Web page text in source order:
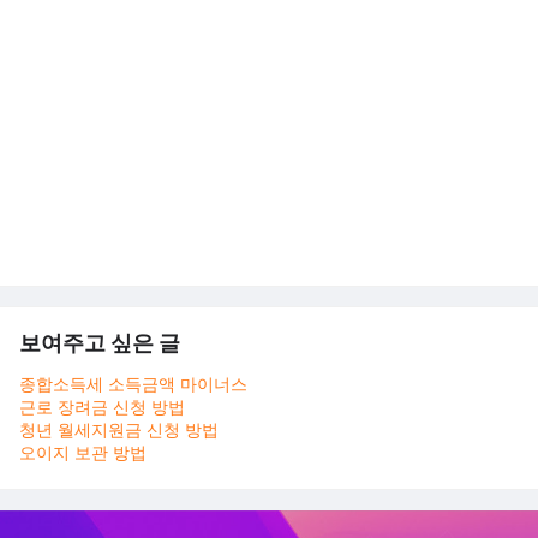
보여주고 싶은 글
종합소득세 소득금액 마이너스
근로 장려금 신청 방법
청년 월세지원금 신청 방법
오이지 보관 방법